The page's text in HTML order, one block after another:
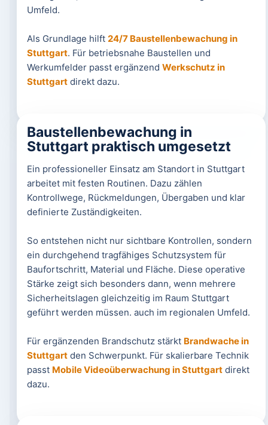
Umfeld.
Als Grundlage hilft 24/7 Baustellenbewachung in
Stuttgart. Für betriebsnahe Baustellen und
Werkumfelder passt ergänzend Werkschutz in
Stuttgartdirekt dazu.
Baustellenbewachung in
Stuttgart praktisch umgesetzt
Ein professioneller Einsatz am Standort in Stuttgart
arbeitet mit festen Routinen. Dazu zählen
Kontrollwege, Rückmeldungen, Übergaben und klar
definierte Zuständigkeiten.
So entstehen nicht nur sichtbare Kontrollen, sondern
ein durchgehend tragfähiges Schutzsystem für
Baufortschritt, Material und Fläche. Diese operative
Stärke zeigt sich besonders dann, wenn mehrere
Sicherheitslagen gleichzeitig im Raum Stuttgart
geführt werden müssen. auch im regionalen Umfeld.
Für ergänzenden Brandschutz stärkt Brandwache in
Stuttgartden Schwerpunkt. Für skalierbare Technik
passt Mobile Videoüberwachung in Stuttgartdirekt
dazu.